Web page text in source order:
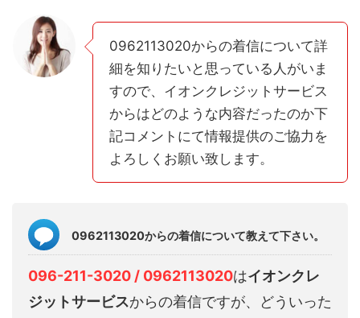
0962113020からの着信について詳
細を知りたいと思っている人がいま
すので、イオンクレジットサービス
からはどのような内容だったのか下
記コメントにて情報提供のご協力を
よろしくお願い致します。
0962113020からの着信について教えて下さい。
096-211-3020 / 0962113020はイオンクレ
ジットサービスからの着信ですが、どういった